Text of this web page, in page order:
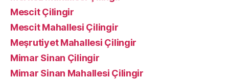
Mescit Çilingir
Mescit Mahallesi Çilingir
Meşrutiyet Mahallesi Çilingir
Mimar Sinan Çilingir
Mimar Sinan Mahallesi Çilingir